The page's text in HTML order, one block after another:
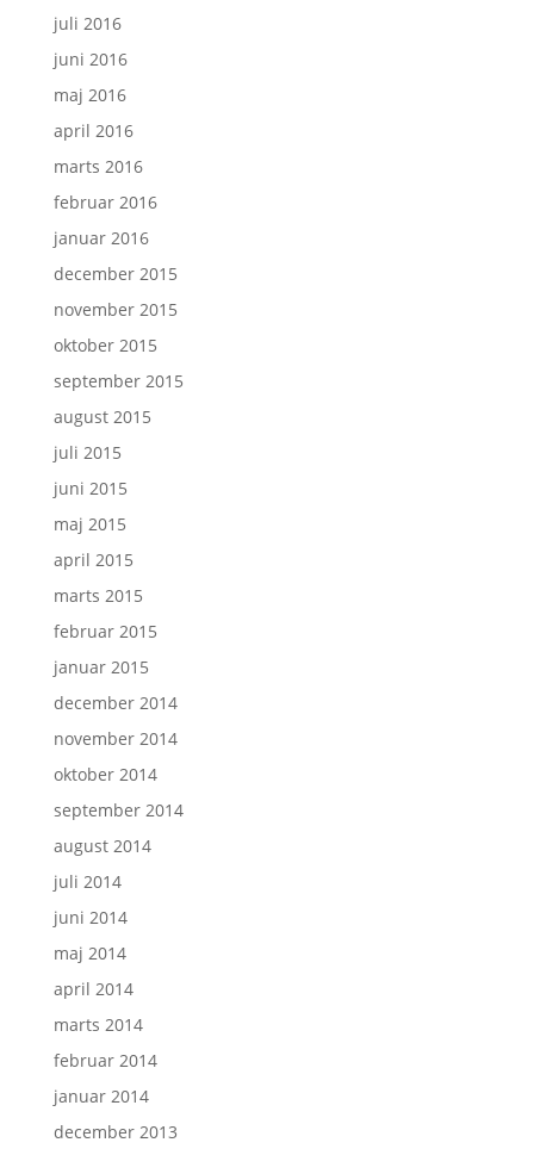
juli 2016
juni 2016
maj 2016
april 2016
marts 2016
februar 2016
januar 2016
december 2015
november 2015
oktober 2015
september 2015
august 2015
juli 2015
juni 2015
maj 2015
april 2015
marts 2015
februar 2015
januar 2015
december 2014
november 2014
oktober 2014
september 2014
august 2014
juli 2014
juni 2014
maj 2014
april 2014
marts 2014
februar 2014
januar 2014
december 2013